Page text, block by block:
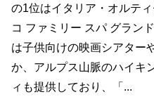
の1位はイタリア・オルテ
コ ファミリー スパ グラン
は子供向けの映画シアター
か、アルプス山脈のハイキ
ィも提供しており、「...